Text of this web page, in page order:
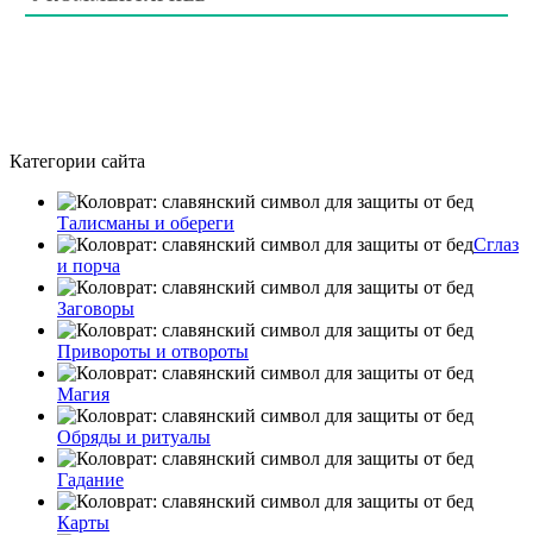
Категории сайта
Талисманы и обереги
Сглаз
и порча
Заговоры
Привороты и отвороты
Магия
Обряды и ритуалы
Гадание
Карты